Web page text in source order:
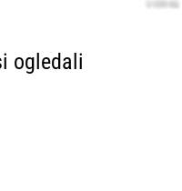
ogledali